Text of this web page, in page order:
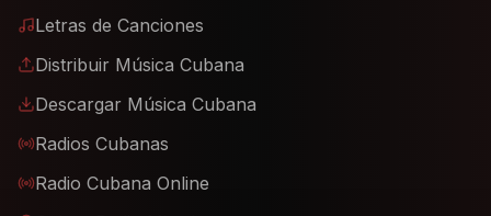
Letras de Canciones
Distribuir Música Cubana
Descargar Música Cubana
Radios Cubanas
Radio Cubana Online